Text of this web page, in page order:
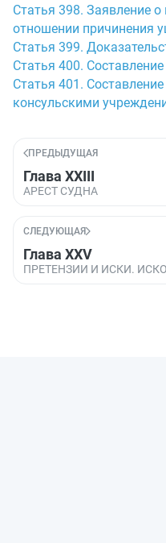
Статья 398. Заявление
отношении причинения
Статья 399.
Статья 400.
Статья 401.
консульскими
ПРЕДЫДУЩАЯ
Глава XXIII
АРЕСТ СУДНА
СЛЕДУЮЩАЯ
Глава XXV
ПРЕТЕНЗИИ И ИСКИ.